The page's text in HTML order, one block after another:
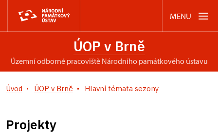
MENU
ÚOP v Brně
územní odborné pracoviště Národního památkového ústavu
Úvod ÚOP v Brně Hlavní témata sezony
Projekty